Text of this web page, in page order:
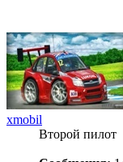
xmobil
Второй пилот